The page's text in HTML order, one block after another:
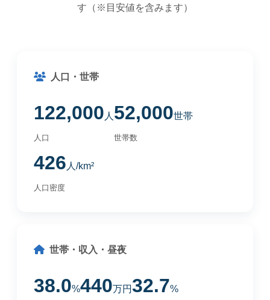
す（※目安値を含みます）
人口・世帯
122,000 人
人口
52,000世帯
世帯数
426 人/km²
人口密度
世帯・収入・昼夜
38.0%440万円32.7%